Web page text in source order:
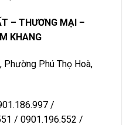
– THƯƠNG MẠI –
KHANG
Phường Phú Thọ Hoà,
/
/ 0901.196.552 /